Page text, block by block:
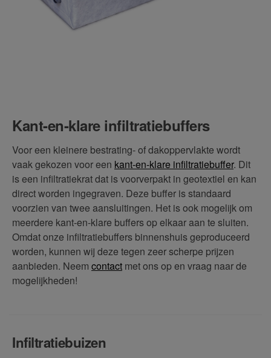
Kant-en-klare infiltratiebuffers
Voor een kleinere bestrating- of dakoppervlakte wordt
vaak gekozen voor een kant-en-klare infiltratiebuffer. Dit
is een infiltratiekrat dat is voorverpakt in geotextiel en kan
direct worden ingegraven. Deze buffer is standaard
voorzien van twee aansluitingen. Het is ook mogelijk om
meerdere kant-en-klare buffers op elkaar aan te sluiten.
Omdat onze infiltratiebuffers binnenshuis geproduceerd
worden, kunnen wij deze tegen zeer scherpe prijzen
aanbieden. Neem contact met ons op en vraag naar de
mogelijkheden!
Infiltratiebuizen